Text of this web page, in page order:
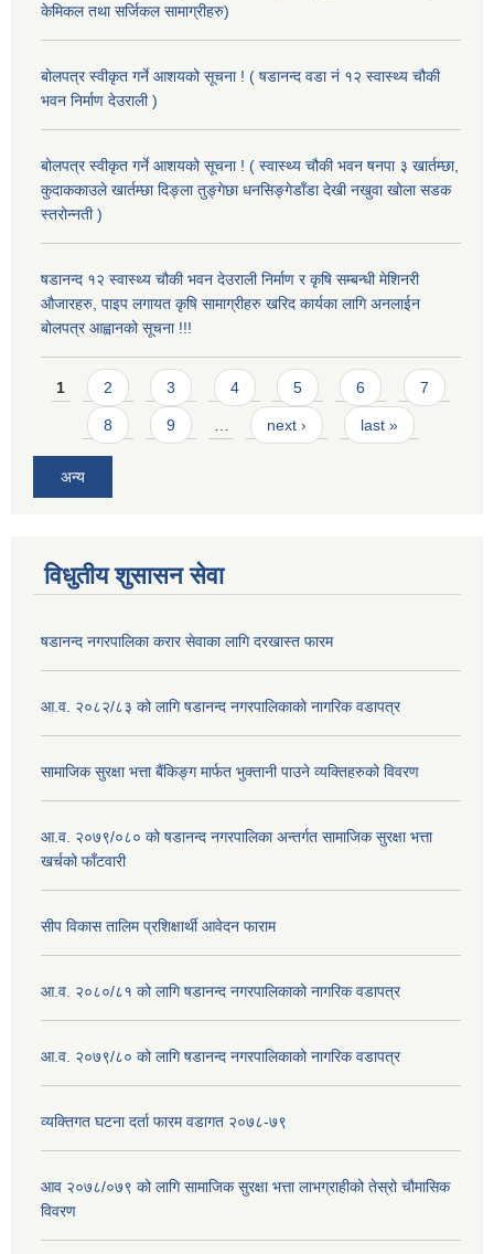
केमिकल तथा सर्जिकल सामाग्रीहरु)
बोलपत्र स्वीकृत गर्ने आशयको सूचना ! ( षडानन्द वडा नं १२ स्वास्थ्य चौकी
भवन निर्माण देउराली )
बोलपत्र स्वीकृत गर्ने आशयको सूचना ! ( स्वास्थ्य चौकी भवन षनपा ३ खार्तम्छा,
कुदाककाउले खार्तम्छा दिङ्ला तुङ्गेछा धनसिङ्गेडाँडा देखी नखुवा खोला सडक
स्तरोन्नती )
षडानन्द १२ स्वास्थ्य चौकी भवन देउराली निर्माण र कृषि सम्बन्धी मेशिनरी
औजारहरु, पाइप लगायत कृषि सामाग्रीहरु खरिद कार्यका लागि अनलाईन
बोलपत्र आह्वानको सूचना !!!
Pages
1 2 3 4 5 6 7
8 9 … next › last »
अन्य
विधुतीय शुसासन सेवा
षडानन्द नगरपालिका करार सेवाका लागि दरखास्त फारम
आ.व. २०८२/८३ को लागि षडानन्द नगरपालिकाको नागरिक वडापत्र
सामाजिक सुरक्षा भत्ता बैंकिङ्ग मार्फत भुक्तानी पाउने व्यक्तिहरुको विवरण
आ.व. २०७९/०८० को षडानन्द नगरपालिका अन्तर्गत सामाजिक सुरक्षा भत्ता
खर्चको फाँटवारी
सीप विकास तालिम प्रशिक्षार्थी आवेदन फाराम
आ.व. २०८०/८१ को लागि षडानन्द नगरपालिकाको नागरिक वडापत्र
आ.व. २०७९/८० को लागि षडानन्द नगरपालिकाको नागरिक वडापत्र
व्यक्तिगत घटना दर्ता फारम वडागत २०७८-७९
आव २०७८/०७९ को लागि सामाजिक सुरक्षा भत्ता लाभग्राहीको तेस्रो चौमासिक
विवरण